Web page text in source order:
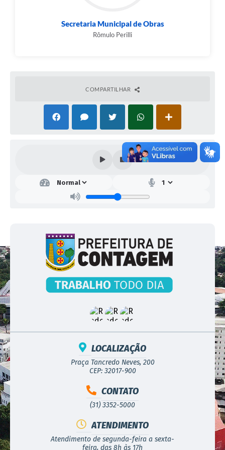
Secretaria Municipal de Obras
Rômulo Perilli
COMPARTILHAR
LOCALIZAÇÃO
Praça Tancredo Neves, 200
CEP: 32017-900
CONTATO
(31) 3352-5000
ATENDIMENTO
Atendimento de segunda-feira a sexta-
feira, das 8h às 17h